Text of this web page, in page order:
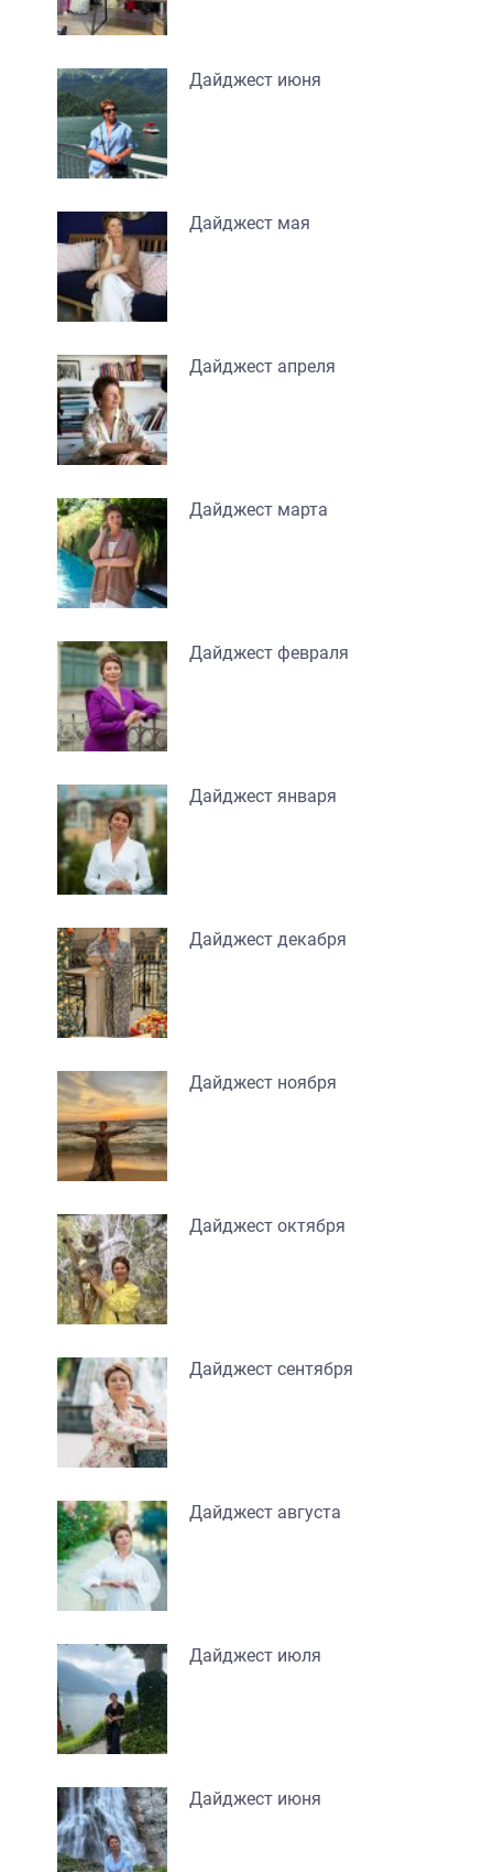
Дайджест июня
Дайджест мая
Дайджест апреля
Дайджест марта
Дайджест февраля
Дайджест января
Дайджест декабря
Дайджест ноября
Дайджест октября
Дайджест сентября
Дайджест августа
Дайджест июля
Дайджест июня